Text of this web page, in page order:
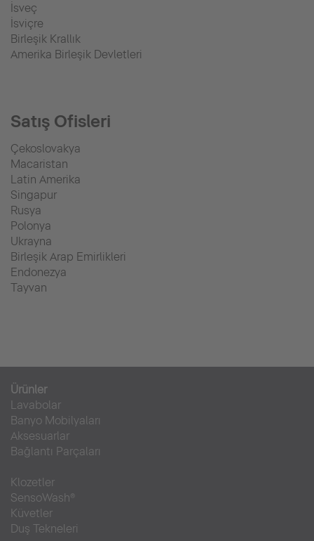
İsveç
İsviçre
Birleşik Krallık
Amerika Birleşik Devletleri
Satış Ofisleri
Çekoslovakya
Macaristan
Latin Amerika
Singapur
Rusya
Polonya
Ukrayna
Birleşik Arap Emirlikleri
Endonezya
Tayvan
Ürünler
Lavabolar
Banyo Mobilyaları
Aksesuarlar
Bağlantı Parçaları
Klozetler
SensoWash®
Küvetler
Duş Tekneleri